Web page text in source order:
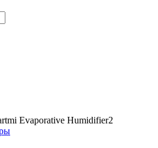
Evaporative Humidifier2